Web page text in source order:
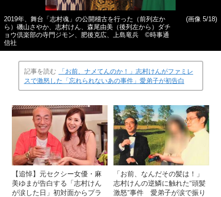
2019年、舞台「志村魂」の公開稽古を行った（前列左か
ら）磯山さやか、志村けん、森尾由美（後列左から）ダチ
ョウ倶楽部の寺門ジモン、肥後克広、上島竜兵 ©︎時事通
信社
(画像 5/18)
記事を読む
「お前、ナメてんのか！」志村けんがファミレ
スで激怒した「忘れられないあの事件」愛弟子が初告白
【追悼】元セクシー女優・麻
美ゆまが告白する「志村けん
が涙した日」初対面からプラ
「お前、なんだその髪は！」
志村けんの逆鱗に触れた“頭髪
激怒”事件 愛弟子が涙で振り